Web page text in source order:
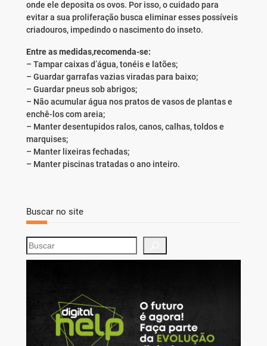
onde ele deposita os ovos. Por isso, o cuidado para
evitar a sua proliferação busca eliminar esses possíveis
criadouros, impedindo o nascimento do inseto.
Entre as medidas,recomenda-se:
– Tampar caixas d’água, tonéis e latões;
– Guardar garrafas vazias viradas para baixo;
– Guardar pneus sob abrigos;
– Não acumular água nos pratos de vasos de plantas e
enchê-los com areia;
– Manter desentupidos ralos, canos, calhas, toldos e
marquises;
– Manter lixeiras fechadas;
– Manter piscinas tratadas o ano inteiro.
Buscar no site
S
e